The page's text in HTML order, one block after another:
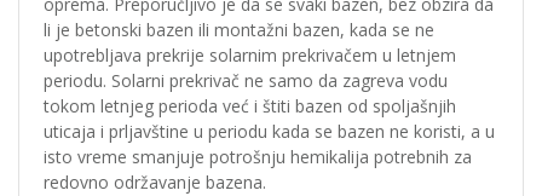
li je betonski bazen ili montažni bazen, kada se ne
upotrebljava prekrije solarnim prekrivačem u letnjem
periodu. Solarni prekrivač ne samo da zagreva vodu
tokom letnjeg perioda već i štiti bazen od spoljašnjih
uticaja i prljavštine u periodu kada se bazen ne koristi, a u
isto vreme smanjuje potrošnju hemikalija potrebnih za
redovno održavanje bazena.